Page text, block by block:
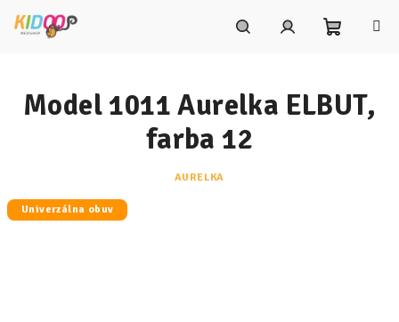
košík
Model 1011 Aurelka ELBUT,
farba 12
AURELKA
Univerzálna obuv